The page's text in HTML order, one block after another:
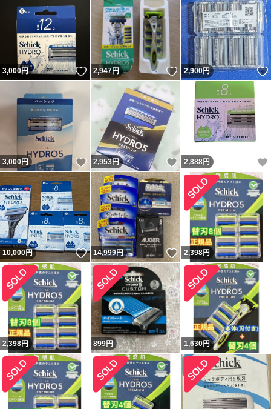
3,000円 いいね！
2,947円 いいね！
2,900円
3,000円 いいね！
2,953円 いいね！
2,888円
10,000円 いいね！
14,999円 いいね！
2,398円
2,398円 899円 1,630円